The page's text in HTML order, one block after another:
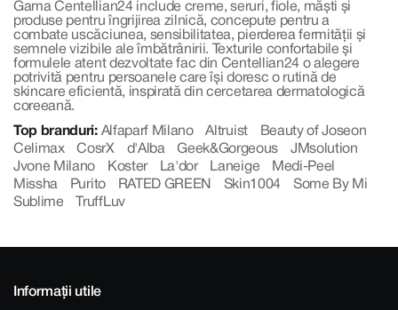
Gama Centellian24 include creme, seruri, fiole, măști și
produse pentru îngrijirea zilnică, concepute pentru a
combate uscăciunea, sensibilitatea, pierderea fermității și
semnele vizibile ale îmbătrânirii. Texturile confortabile și
formulele atent dezvoltate fac din Centellian24 o alegere
potrivită pentru persoanele care își doresc o rutină de
skincare eficientă, inspirată din cercetarea dermatologică
coreeană.
Top branduri: Alfaparf Milano Altruist
Beauty of Joseon
Celimax
CosrX d'Alba Geek&Gorgeous
JMsolution
Jvone Milano
Koster La'dor Laneige
Medi-Peel
Missha
Purito RATED GREEN Skin1004
Some By Mi
Sublime
TruffLuv
Informații utile